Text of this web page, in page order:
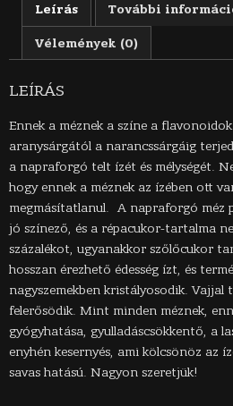
Leírás További
Vélemények (0)
LEÍRÁS
Ennek a méznek a színe a
aranysárgától a narancssárgáig
a napraforgó telt ízét és mélységét.
hogy ennek a méznek az ízében ott
megmásítatlanul. A napraforgó méz
jó színező, és a répacukor-tartalma
százalékot, ugyanakkor szőlőcukor
hosszan érezhető édesség ízt, és
nagyszemekben kristályosodik. Vajjal
felerősödik. Mint minden méznek,
gyógyhatása, gyulladáscsökkentő, a
enyhén kesernyés, ami kölcsönöz az
savas hatású. Nagyon szeretjük!